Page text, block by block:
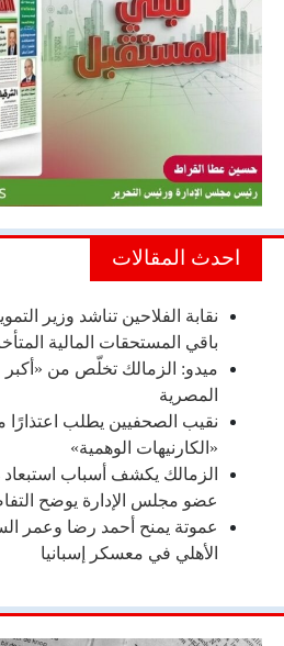
احدث المقالات
نقابة الفلاحين تناشد وزير
باقي المستحقات المالية
ميدو: الزمالك تخلّص من
المصرية
نقيب الصحفيين يطلب
«الكارنيهات الوهمية»
عضو مجلس الإدارة يوضح
عموتة يمنح أحمد رضا وعمر
الأهلي في معسكر إسبانيا